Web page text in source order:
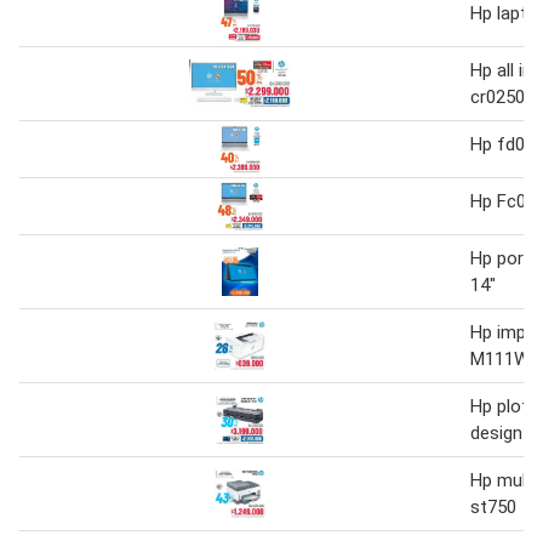
Hp
Hp all in
cr0250la
Hp
Hp
Hp
14"
Hp
M111W
Hp
design
Hp
st750